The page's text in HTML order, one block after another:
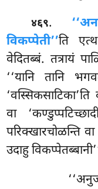
४६९.
विकप्पेती’’ति
वेदितब्बं. तत्रायं
‘‘यानि तानि
‘वस्सिकसाटिका’ति
वा
परिक्खारचोळन्ति वा
उदाहु